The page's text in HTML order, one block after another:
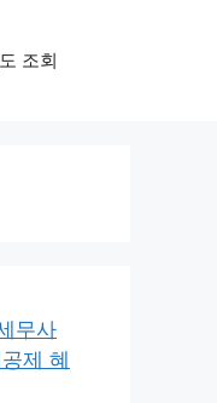
조회
무사
제 혜